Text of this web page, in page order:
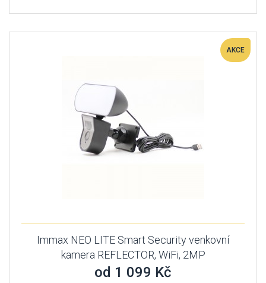
AKCE
Immax NEO LITE Smart Security venkovní
kamera REFLECTOR, WiFi, 2MP
od 1 099 Kč